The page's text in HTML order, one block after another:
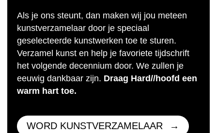
Als je ons steunt, dan maken wij jou meteen
kunstverzamelaar door je speciaal
geselecteerde kunstwerken toe te sturen.
Verzamel kunst en help je favoriete tijdschrift
het volgende decennium door. We zullen je
eeuwig dankbaar zijn. Draag Hard//hoofd een
warm hart toe.
WORD KUNSTVERZAMELAAR